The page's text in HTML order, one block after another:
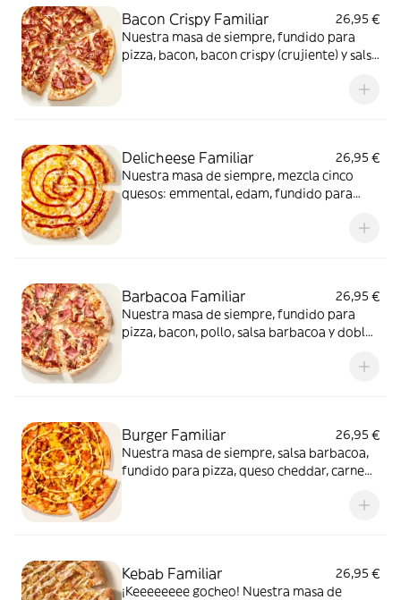
Bacon Crispy Familiar
26,95 €
Nuestra masa de siempre, fundido para
pizza, bacon, bacon crispy (crujiente) y salsa
Delicheese Familiar
26,95 €
Nuestra masa de siempre, mezcla cinco
quesos: emmental, edam, fundido para
confitado y orégano. El festival de queso
Barbacoa Familiar
26,95 €
Nuestra masa de siempre, fundido para
pizza, bacon, pollo, salsa barbacoa y doble
Burger Familiar
26,95 €
Nuestra masa de siempre, salsa barbacoa,
fundido para pizza, queso cheddar, carne
Kebab Familiar
26,95 €
¡Keeeeeeee gocheo! Nuestra masa de